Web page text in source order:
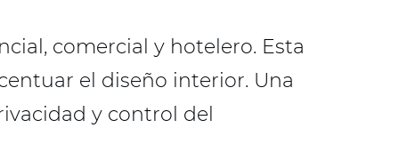
comercial y hotelero. Esta
el diseño interior. Una
y control del